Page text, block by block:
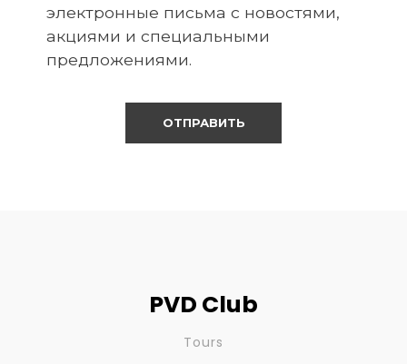
электронные письма с новостями,
акциями и специальными
предложениями.
PVD Club
Tours